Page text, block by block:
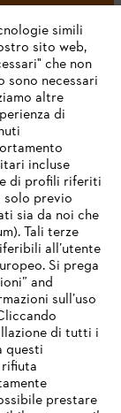
Für
simili
sito web,
che non
sono necessari
altre
di
incluse
di profili riferiti
solo previo
sia da noi che
Tali terze
all’utente
Si prega
and
sull’uso
di tutti i
questi
prestare